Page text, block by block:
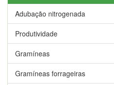
Adubação nitrogenada
Produtividade
Gramíneas
Gramíneas forrageiras